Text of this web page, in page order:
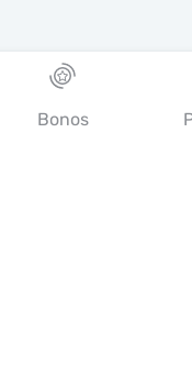
Bonos